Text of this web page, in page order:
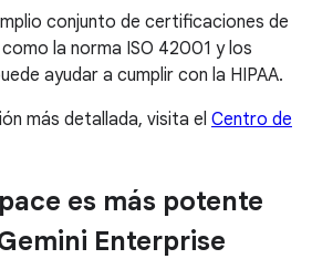
conjunto de certificaciones de
la norma ISO 42001 y los
ayudar a cumplir con la HIPAA.
más detallada, visita el Centro de
es más potente
Enterprise